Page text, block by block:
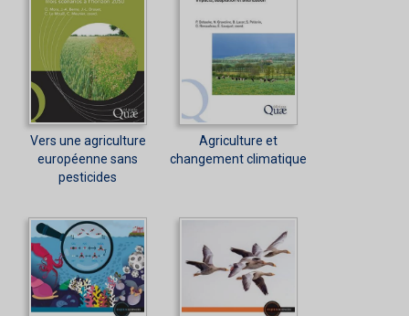
Vers une agriculture
européenne sans
pesticides
Agriculture et
changement climatique